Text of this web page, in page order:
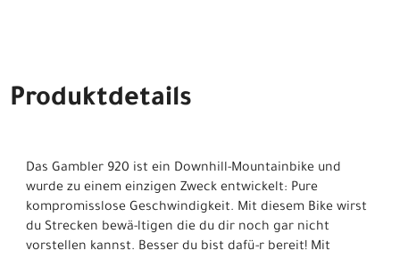
Produktdetails
Das Gambler 920 ist ein Downhill-Mountainbike und
wurde zu einem einzigen Zweck entwickelt: Pure
kompromisslose Geschwindigkeit. Mit diesem Bike wirst
du Strecken bewä-ltigen die du dir noch gar nicht
vorstellen kannst. Besser du bist dafü-r bereit! Mit